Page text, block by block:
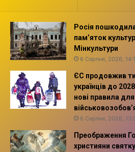
Росія
пам’яток
Мінкультури
6 Серпня, 2026,
ЄС продовжив
українців до
нові правила для
6 Серпня, 2026,
Преображення
християни